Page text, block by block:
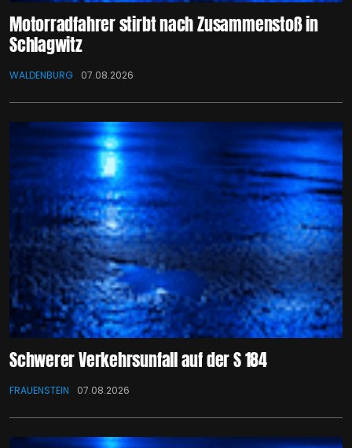
Motorradfahrer stirbt nach Zusammenstoß in
Schlagwitz
WALDENBURG 07.08.2026
Schwerer Verkehrsunfall auf der S 184
FRAUENSTEIN 07.08.2026